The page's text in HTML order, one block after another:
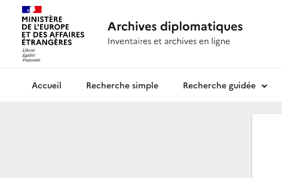
Archives diplomatiquesRecherche simple Recherche guidée